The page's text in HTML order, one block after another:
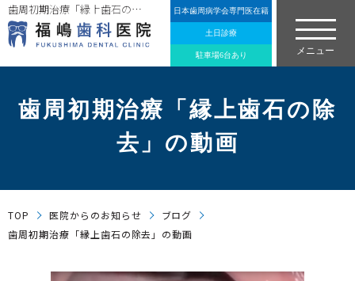
歯周初期治療「縁上歯石の除去」の動画 日本歯周病学会専門医在籍
土日診療
駐車場6台あり
歯周初期治療「縁上歯石の除
去」の動画
TOP 医院からのお知らせ
ブログ
歯周初期治療「縁上歯石の除去」の動画